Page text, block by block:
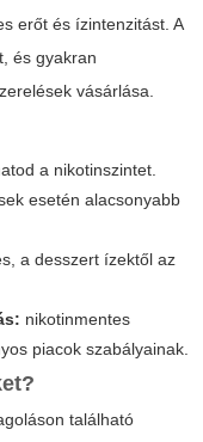
erőt és ízintenzitást. A
és gyakran
vásárlása.
a nikotinszintet.
esetén alacsonyabb
a desszert ízektől az
nikotinmentes
piacok szabályainak.
található